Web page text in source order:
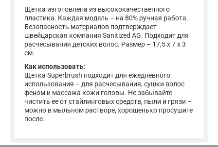
Щетка изготовлена из высококачественного
пластика. Каждая модель – на 80% ручная работа.
Безопасность материалов подтверждает
швейцарская компания Sanitized AG. Подходит для
расчесывания детских волос. Размер – 17,5 x 7 x 3
см.
Как использовать:
Щетка Superbrush подходит для ежедневного
использования – для расчесывания, сушки волос
феном и массажа кожи головы. Не забывайте
чистить ее от стайлинговых средств, пыли и грязи –
можно в мыльном растворе, хорошенько просушите
после.